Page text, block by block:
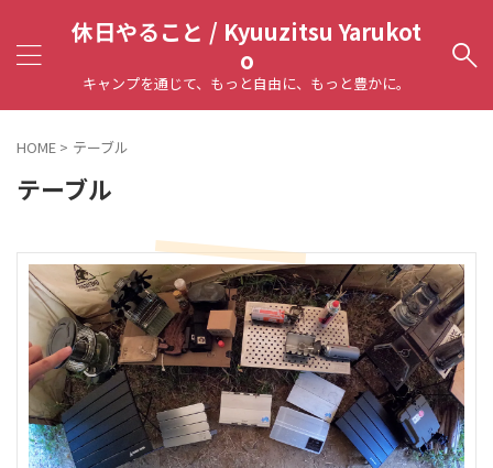
休日やること / Kyuuzitsu Yarukot
o
キャンプを通じて、もっと自由に、もっと豊かに。
HOME > テーブル
テーブル